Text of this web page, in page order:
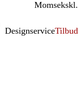
Momsinkl.
ekskl.
DesignserviceTilbud